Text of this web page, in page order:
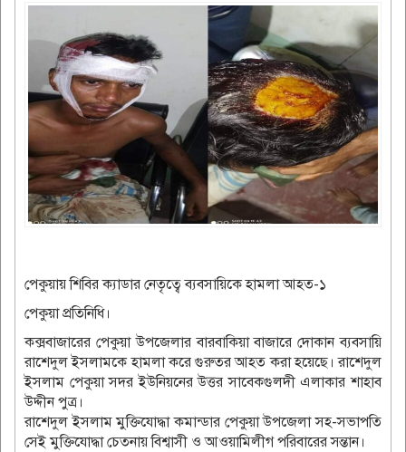
পেকুয়ায় শিবির ক্যাডার নেতৃত্বে ব্যবসায়িকে হামলা আহত-১
পেকুয়া প্রতিনিধি।
কক্সবাজারের পেকুয়া উপজেলার বারবাকিয়া বাজারে দোকান ব্যবসায়ি
রাশেদুল ইসলামকে হামলা করে গুরুতর আহত করা হয়েছে। রাশেদুল
ইসলাম পেকুয়া সদর ইউনিয়নের উত্তর সাবেকগুলদী এলাকার শাহাব
উদ্দীন পুত্র।
রাশেদুল ইসলাম মুক্তিযোদ্ধা কমান্ডার পেকুয়া উপজেলা সহ-সভাপতি
সেই মুক্তিযোদ্ধা চেতনায় বিশ্বাসী ও আওয়ামিলীগ পরিবারের সন্তান।